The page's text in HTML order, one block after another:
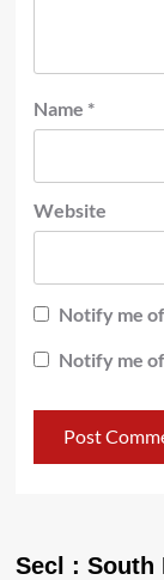
Name *
Website
Notify me
Notify me
Secl : South